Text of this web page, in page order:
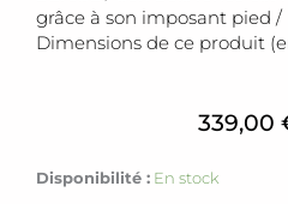
grâce à son imposant pied /
Dimensions de ce produit
339,00
Disponibilité : En stock
quantité